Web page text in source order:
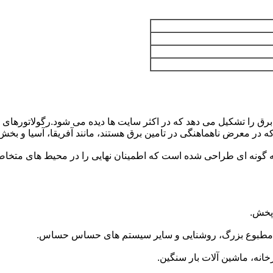
از مشکلات کیفیت برق را تشکیل می دهد که در اکثر سایت ها دیده می
در معرض ناهماهنگی در تامین برق هستند، مانند آفریقا، آسیا و
گونه ای طراحی شده است که اطمینان نهایی را در محیط های
پخش.
مطبوع بزرگ، روشنایی و سایر سیستم های حساس حساس.